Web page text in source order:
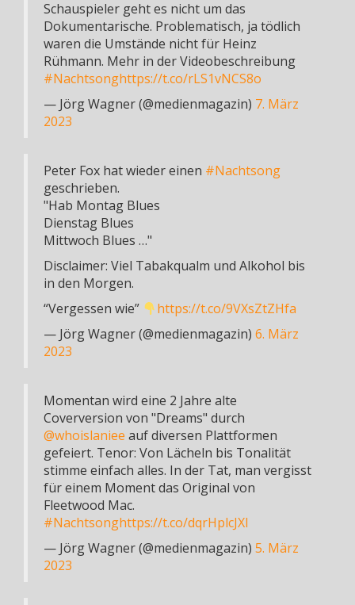
Schauspieler geht es nicht um das
Dokumentarische. Problematisch, ja tödlich
waren die Umstände nicht für Heinz
Rühmann. Mehr in der Videobeschreibung
#Nachtsonghttps://t.co/rLS1vNCS8o
— Jörg Wagner (@medienmagazin) 7. März
2023
Peter Fox hat wieder einen #Nachtsong
geschrieben.
"Hab Montag Blues
Dienstag Blues
Mittwoch Blues …"
Disclaimer: Viel Tabakqualm und Alkohol bis
in den Morgen.
“Vergessen wie”
https://t.co/9VXsZtZHfa
— Jörg Wagner (@medienmagazin) 6. März
2023
Momentan wird eine 2 Jahre alte
Coverversion von "Dreams" durch
@whoislaniee auf diversen Plattformen
gefeiert. Tenor: Von Lächeln bis Tonalität
stimme einfach alles. In der Tat, man vergisst
für einem Moment das Original von
Fleetwood Mac.
#Nachtsonghttps://t.co/dqrHplcJXI
— Jörg Wagner (@medienmagazin) 5. März
2023